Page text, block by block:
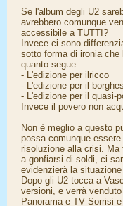
Se l'album degli U2
avrebbero comunque
accessibile a TUTTI?
Invece ci sono
sotto forma di ironia
quanto segue:
- L'edizione per ilricco
- L'edizione per il
- L'edizione per il quasi-
Invece il povero non
Non è meglio a questo
possa comunque
risoluzione alla crisi. Ma
a gonfiarsi di soldi, ci
evidenzierà la
Dopo gli U2 tocca a
versioni, e verrà
Panorama e TV Sorrisi